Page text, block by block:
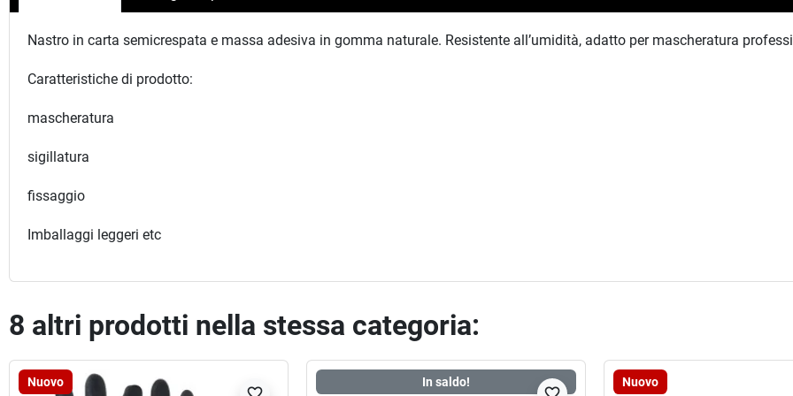
Nastro in carta semicrespata e massa adesiva in gomma naturale. Resistente all’umidità, adatto per mascheratura
Caratteristiche di prodotto:
mascheratura
sigillatura
fissaggio
Imballaggi leggeri etc
8 altri prodotti nella stessa categoria:
Nuovo In saldo! Nuovo